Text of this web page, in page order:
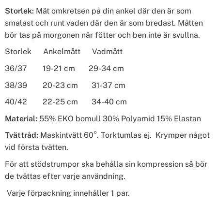
Storlek: Mät omkretsen på din ankel där den är som
smalast och runt vaden där den är som bredast. Måtten
bör tas på morgonen när fötter och ben inte är svullna.
Storlek Ankelmått Vadmått
36/37 19-21 cm 29-34 cm
38/39 20-23 cm 31-37 cm
40/42 22-25 cm 34-40 cm
Material: 55% EKO bomull 30% Polyamid 15% Elastan
Tvättråd: Maskintvätt 60°. Torktumlas ej. Krymper något
vid första tvätten.
För att stödstrumpor ska behålla sin kompression så bör
de tvättas efter varje användning.
Varje förpackning innehåller 1 par.